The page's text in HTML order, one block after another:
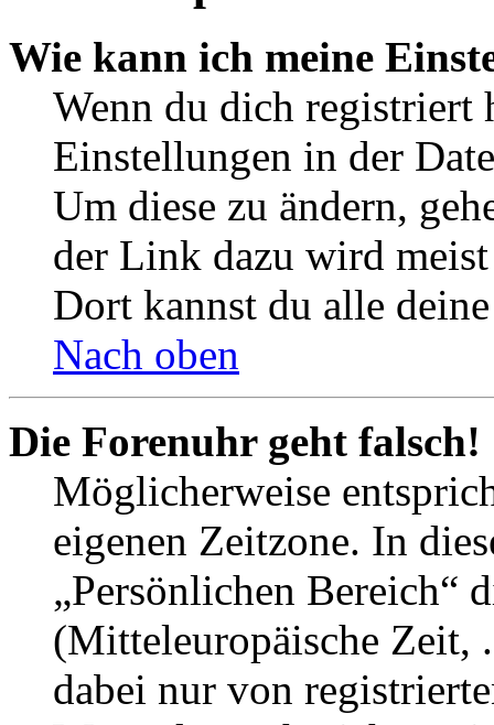
Wie kann ich meine
Wenn du dich registriert
Einstellungen in der
Um diese zu ändern,
der Link dazu wird
Dort kannst du alle
Nach oben
Die Forenuhr geht falsch!
Möglicherweise
eigenen Zeitzone. In
„Persönlichen Bereich“
(Mitteleuropäische Zeit,
dabei nur von